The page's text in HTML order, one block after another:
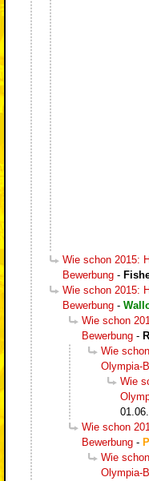
Wie schon 2015:
Bewerbung -
Wie schon 2015:
Bewerbung -
Wie schon
Bewerbung -
Wie
Olympia-
Wie
Wie schon
Bewerbung -
Wie
Olympia-